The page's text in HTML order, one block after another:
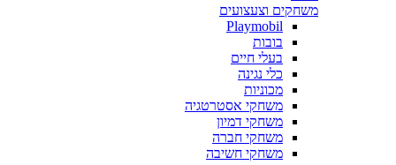
משחקים וצעצועים
Playmobil
בובות
בעלי חיים
כלי נגינה
מכוניות
משחקי אסטרטגיה
משחקי דמיון
משחקי חברה
משחקי חשיבה